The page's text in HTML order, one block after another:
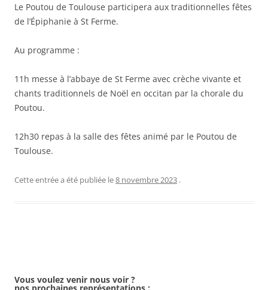
Le Poutou de Toulouse participera aux traditionnelles fêtes
de l’Épiphanie à St Ferme.
Au programme :
11h messe à l’abbaye de St Ferme avec crèche vivante et
chants traditionnels de Noël en occitan par la chorale du
Poutou.
12h30 repas à la salle des fêtes animé par le Poutou de
Toulouse.
Cette entrée a été publiée le8 novembre 2023 .
Vous voulez venir nous voir ?